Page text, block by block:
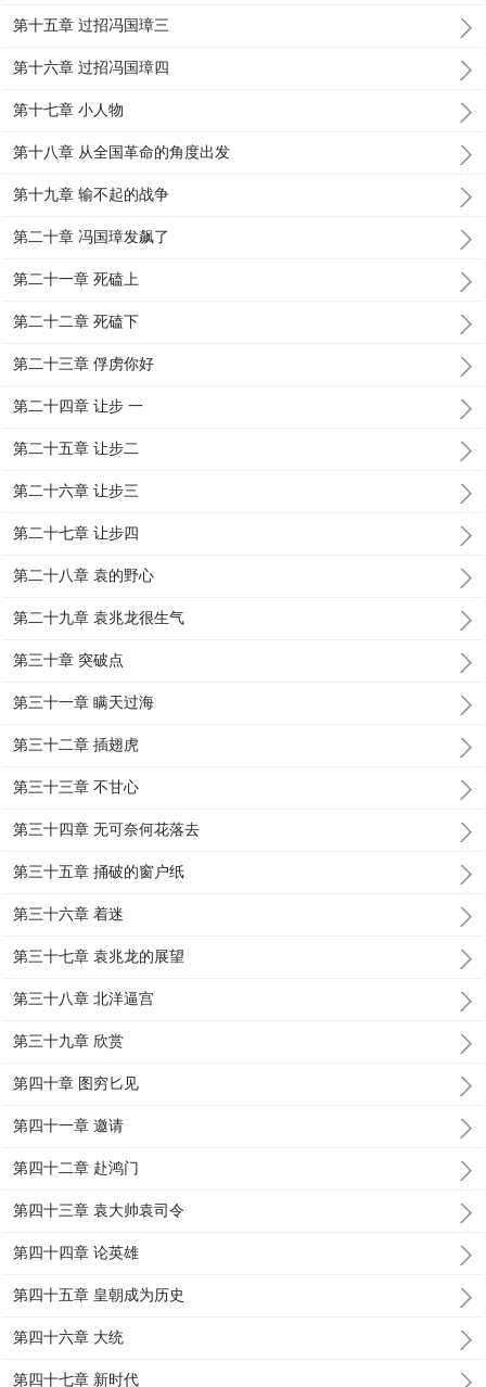
第十五章 过招冯国璋三
第十六章 过招冯国璋四
第十七章 小人物
第十八章 从全国革命的角度出发
第十九章 输不起的战争
第二十章 冯国璋发飙了
第二十一章 死磕上
第二十二章 死磕下
第二十三章 俘虏你好
第二十四章 让步 一
第二十五章 让步二
第二十六章 让步三
第二十七章 让步四
第二十八章 袁的野心
第二十九章 袁兆龙很生气
第三十章 突破点
第三十一章 瞒天过海
第三十二章 插翅虎
第三十三章 不甘心
第三十四章 无可奈何花落去
第三十五章 捅破的窗户纸
第三十六章 着迷
第三十七章 袁兆龙的展望
第三十八章 北洋逼宫
第三十九章 欣赏
第四十章 图穷匕见
第四十一章 邀请
第四十二章 赴鸿门
第四十三章 袁大帅袁司令
第四十四章 论英雄
第四十五章 皇朝成为历史
第四十六章 大统
第四十七章 新时代